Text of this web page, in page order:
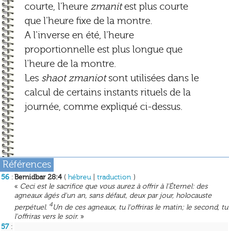
courte, l'heurezmanitest plus courte
que l'heure fixe de la montre.
A l'inverse en été, l'heure
proportionnelle est plus longue que
l'heure de la montre.
Les shaot zmaniotsont utilisées dans le
calcul de certains instants rituels de la
journée, comme expliqué ci-dessus.
Références
56 :Bemidbar 28:4( hébreu| traduction )
« Ceci est le sacrifice que vous aurez à offrir à l'Éternel: des
agneaux âgés d'un an, sans défaut, deux par jour, holocauste
perpétuel. 4Un de ces agneaux, tu l'offriras le matin; le second, tu
l'offriras vers le soir. »
57: